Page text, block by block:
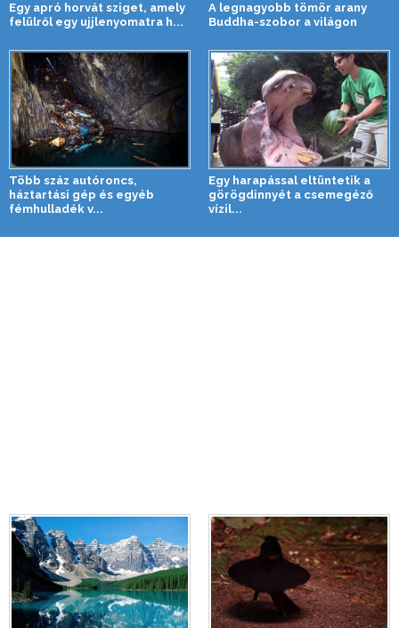
Egy apró horvát sziget, amely
felülről egy ujjlenyomatra h...
A legnagyobb tömör arany
Buddha-szobor a világon
Több száz autóroncs,
háztartási gép és egyéb
fémhulladék v...
Egy harapással eltüntetik a
görögdinnyét a csemegéző
vízil...